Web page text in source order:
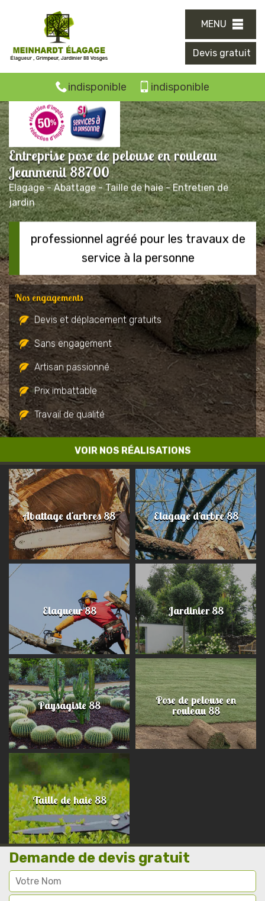
MENU
Devis gratuit
indisponible indisponible
Entreprise pose de pelouse en rouleau
Jeanmenil 88700
Elagage - Abattage - Taille de haie - Entretien de
jardin
VOIR NOS RÉALISATIONS
professionnel agréé pour les travaux de
service à la personne
Nos engagements
Devis et déplacement gratuits
Sans engagement
Artisan passionné
Prix imbattable
Travail de qualité
Abattage d'arbres 88 Elagage d'arbre 88
Elagueur 88 Jardinier 88
Paysagiste 88 Pose de pelouse en
rouleau 88
Taille de haie 88
Demande de devis gratuit